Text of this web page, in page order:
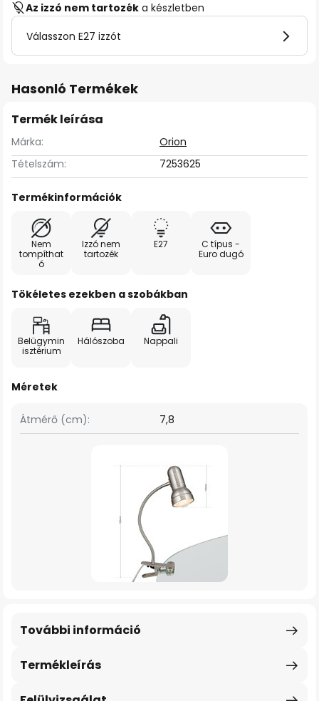
Az izzó nem tartozék a készletben
Válasszon E27 izzót
Hasonló Termékek
Termék leírása
Márka:
Orion
Tételszám:
7253625
Termékinformációk
Nem
tompíthat
ó
Izzó nem
tartozék
E27
C típus -
Euro dugó
Tökéletes ezekben a szobákban
Belügymin
isztérium
Hálószoba Nappali
Méretek
Átmérő (cm): 7,8
Termékleírás
További információ